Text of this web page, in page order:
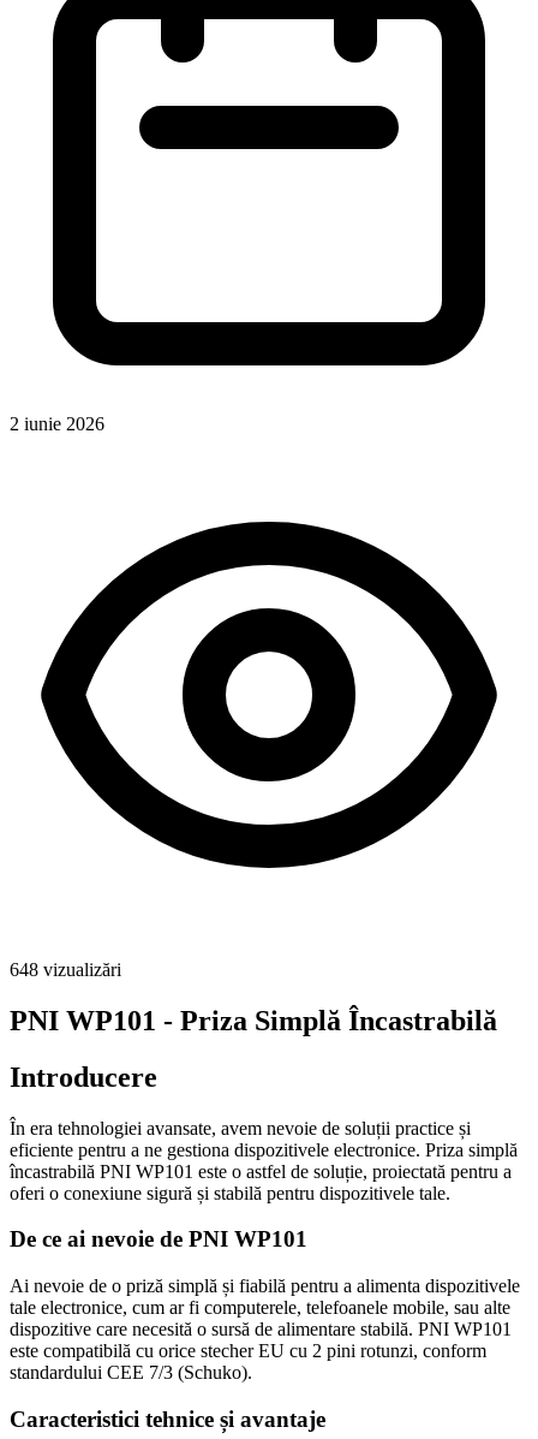
2 iunie 2026
648 vizualizări
PNI WP101 - Priza Simplă Încastrabilă
Introducere
În era tehnologiei avansate, avem nevoie de soluții practice și
eficiente pentru a ne gestiona dispozitivele electronice. Priza simplă
încastrabilă PNI WP101 este o astfel de soluție, proiectată pentru a
oferi o conexiune sigură și stabilă pentru dispozitivele tale.
De ce ai nevoie de PNI WP101
Ai nevoie de o priză simplă și fiabilă pentru a alimenta dispozitivele
tale electronice, cum ar fi computerele, telefoanele mobile, sau alte
dispozitive care necesită o sursă de alimentare stabilă. PNI WP101
este compatibilă cu orice stecher EU cu 2 pini rotunzi, conform
standardului CEE 7/3 (Schuko).
Caracteristici tehnice și avantaje